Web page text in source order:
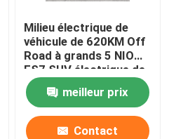
Milieu électrique de
véhicule de 620KM Off
Road à grands 5 NIO
ES7 SUV électrique de
portes
meilleur prix
Contact